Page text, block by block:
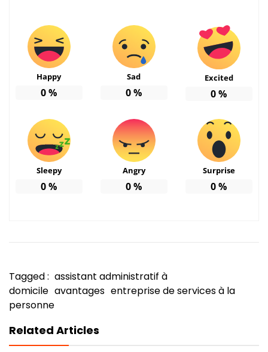
Happy
0%
Sad
0%
Excited
0%
Sleepy
0%
Angry
0%
Surprise
0%
Tagged : assistant administratif à
domicile avantages entreprise de services à la
personne
Related Articles